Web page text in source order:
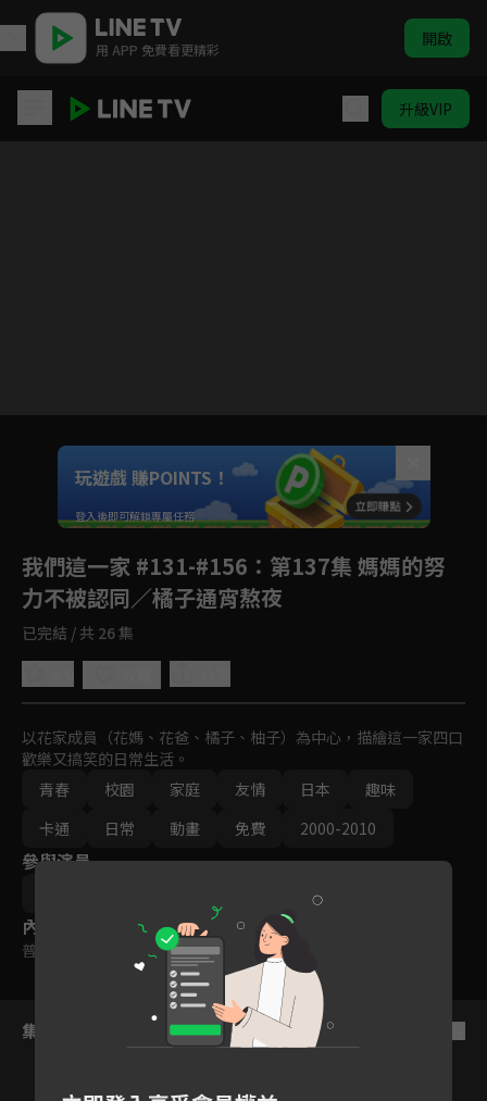
用 APP 免費看更精彩 開啟
升級VIP
Unmute
如有不便請見諒
玩遊戲 賺POINTS！
登入後即可解鎖專屬任務
我們這一家 #131-#156 ：第137集 媽媽的努
力不被認同／橘子通宵熬夜
已完結 / 共 26 集
以花家成員（花媽、花爸、橘子、柚子）為中心，描繪這一家四口
歡樂又搞笑的日常生活。
青春
校園 家庭 友情 日本
趣味
卡通
日常 動畫 免費 2000-2010
參與演員
內容標籤
普遍級
集數列表